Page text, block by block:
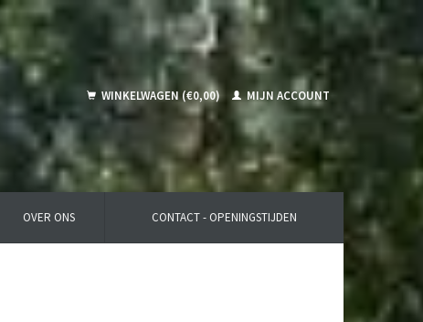
WINKELWAGEN (€0,00) MIJN ACCOUNT
OVER ONS CONTACT - OPENINGSTIJDEN